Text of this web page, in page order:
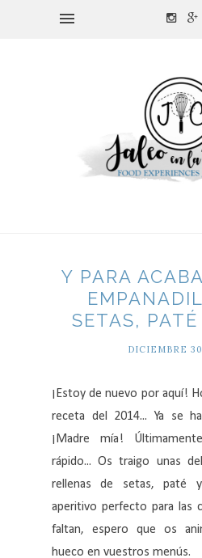
Y PARA
SETAS, PATÉ
DICIEMBRE
¡Estoy de nuevo por aquí!
receta del 2014... Ya se
¡Madre mía!
rápido... Os traigo unas
rellenas de setas, paté
aperitivo perfecto para las
faltan, espero que os
hueco en vuestros menús.